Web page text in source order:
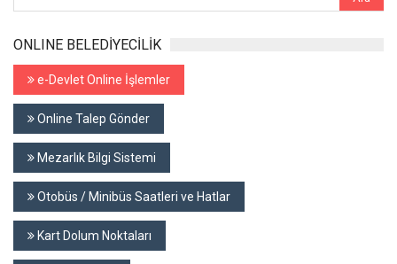
ONLINE BELEDİYECİLİK
e-Devlet Online İşlemler
Online Talep Gönder
Mezarlık Bilgi Sistemi
Otobüs / Minibüs Saatleri ve Hatlar
Kart Dolum Noktaları